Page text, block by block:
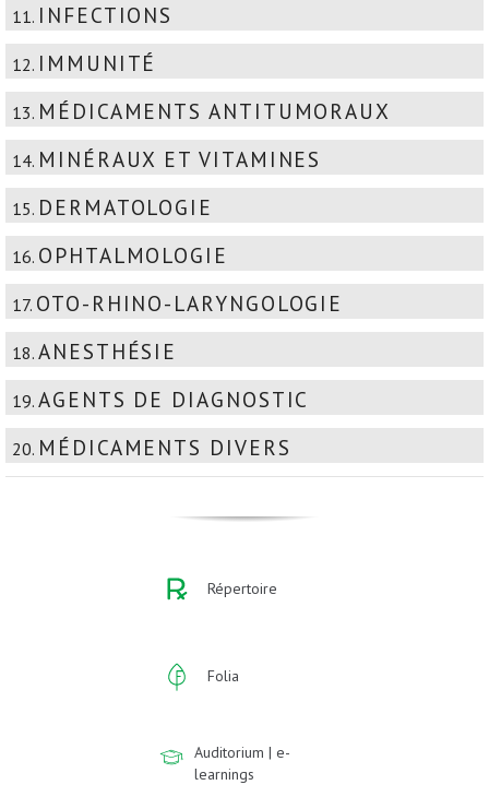
11. INFECTIONS
12. IMMUNITÉ
13. MÉDICAMENTS ANTITUMORAUX
14. MINÉRAUX ET VITAMINES
15. DERMATOLOGIE
16. OPHTALMOLOGIE
17. OTO-RHINO-LARYNGOLOGIE
18. ANESTHÉSIE
19. AGENTS DE DIAGNOSTIC
20. MÉDICAMENTS DIVERS
Répertoire
Folia
Auditorium | e-
learnings